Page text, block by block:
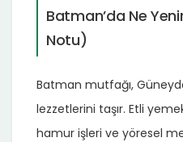
Batman’da Ne
Notu)
Batman mutfağı,
lezzetlerini taşır. Etli
hamur işleri ve yöresel